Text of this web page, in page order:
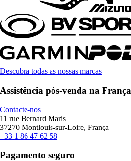
Descubra todas as nossas marcas
Assistência pós-venda na França
Contacte-nos
11 rue Bernard Maris
37270 Montlouis-sur-Loire, França
+33 1 86 47 62 58
Pagamento seguro